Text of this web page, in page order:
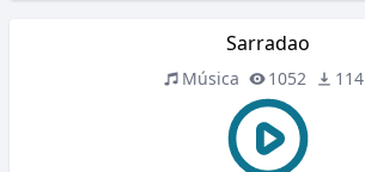
Sarradao
Música 1052 114